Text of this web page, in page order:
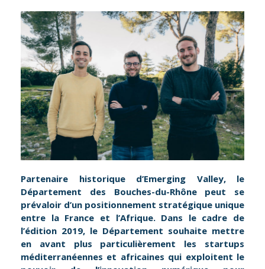
Partenaire historique d’Emerging Valley, le
Département des Bouches-du-Rhône peut se
prévaloir d’un positionnement stratégique unique
entre la France et l’Afrique. Dans le cadre de
l’édition 2019, le Département souhaite mettre
en avant plus particulièrement les startups
méditerranéennes et africaines qui exploitent le